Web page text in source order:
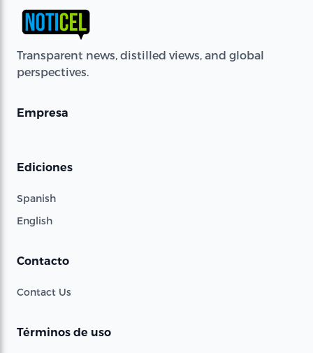
Transparent news, distilled views, and global
perspectives.
Empresa
Ediciones
Spanish
English
Contacto
Contact Us
Términos de uso